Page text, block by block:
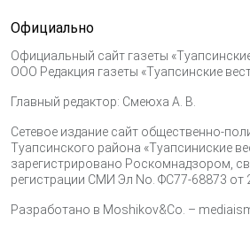
Официально
Официальный сайт газеты
ООО Редакция газеты «Туапсинские
Главный редактор: Смеюха А. В.
Сетевое издание сайт общественно-
Туапсинского района «Туапсиниские
зарегистрировано Роскомнадзором,
регистрации СМИ Эл No. ФС77-68873 от
Разработано в Moshikov&Co. –